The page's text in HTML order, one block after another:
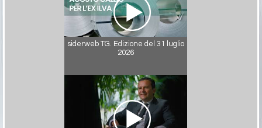
siderweb TG. Edizione del 31 luglio
2026